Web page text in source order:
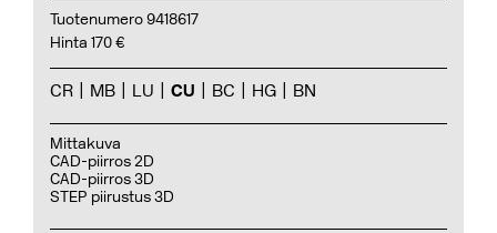
Tuotenumero 9418617
Hinta 170 €
CR MB LU CU BC HG BN
Mittakuva
CAD-piirros 2D
CAD-piirros 3D
STEP piirustus 3D